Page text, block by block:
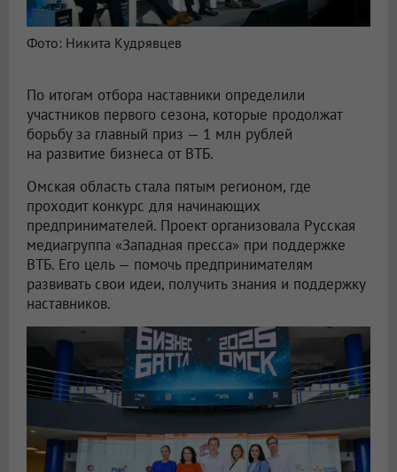
Фото: Никита Кудрявцев
По итогам отбора наставники определили
участников первого сезона, которые продолжат
борьбу за главный приз — 1 млн рублей
на развитие бизнеса от ВТБ.
Омская область стала пятым регионом, где
проходит конкурс для начинающих
предпринимателей. Проект организовала Русская
медиагруппа «Западная пресса» при поддержке
ВТБ. Его цель — помочь предпринимателям
развивать свои идеи, получить знания и поддержку
наставников.